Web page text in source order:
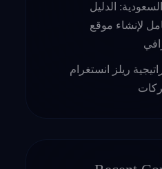
الدليل
لإنشاء موقع
ريلز انستغرام